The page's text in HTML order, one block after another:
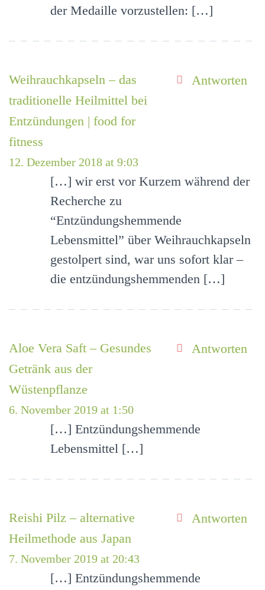
der Medaille vorzustellen: […]
Weihrauchkapseln – das
traditionelle Heilmittel bei
Entzündungen | food for
fitness
12. Dezember 2018 at 9:03
Antworten
[…] wir erst vor Kurzem während der
Recherche zu
“Entzündungshemmende
Lebensmittel” über Weihrauchkapseln
gestolpert sind, war uns sofort klar –
die entzündungshemmenden […]
Aloe Vera Saft – Gesundes
Getränk aus der
Wüstenpflanze
6. November 2019 at 1:50
Antworten
[…] Entzündungshemmende
Lebensmittel […]
Reishi Pilz – alternative
Heilmethode aus Japan
7. November 2019 at 20:43
Antworten
[…] Entzündungshemmende